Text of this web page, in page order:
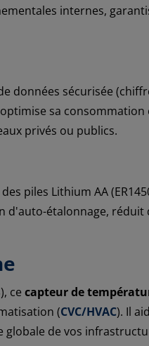
internes,
données sécurisée
sa
privés ou publics.
piles Lithium AA
d'auto-étalonnage,
ce capteur de
(CVC/HVAC). Il
de vos